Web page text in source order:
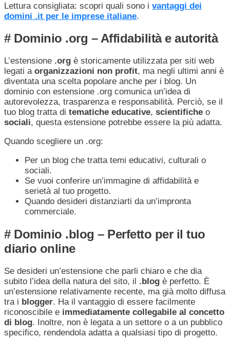
Lettura consigliata: scopri quali sono i vantaggi dei
domini .it per le imprese italiane.
# Dominio .org – Affidabilità e autorità
L’estensione .org è storicamente utilizzata per siti web
legati a organizzazioni non profit, ma negli ultimi anni è
diventata una scelta popolare anche per i blog. Un
dominio con estensione .org comunica un’idea di
autorevolezza, trasparenza e responsabilità. Perciò, se il
tuo blog tratta di tematiche educative, scientifiche o
sociali, questa estensione potrebbe essere la più adatta.
Quando scegliere un .org:
Per un blog che tratta temi educativi, culturali o
sociali.
Se vuoi conferire un’immagine di affidabilità e
serietà al tuo progetto.
Quando desideri distanziarti da un’impronta
commerciale.
# Dominio .blog – Perfetto per il tuo
diario online
Se desideri un’estensione che parli chiaro e che dia
subito l’idea della natura del sito, il .blog è perfetto. È
un’estensione relativamente recente, ma già molto diffusa
tra i blogger. Ha il vantaggio di essere facilmente
riconoscibile e immediatamente collegabile al concetto
di blog. Inoltre, non è legata a un settore o a un pubblico
specifico, rendendola adatta a qualsiasi tipo di progetto.